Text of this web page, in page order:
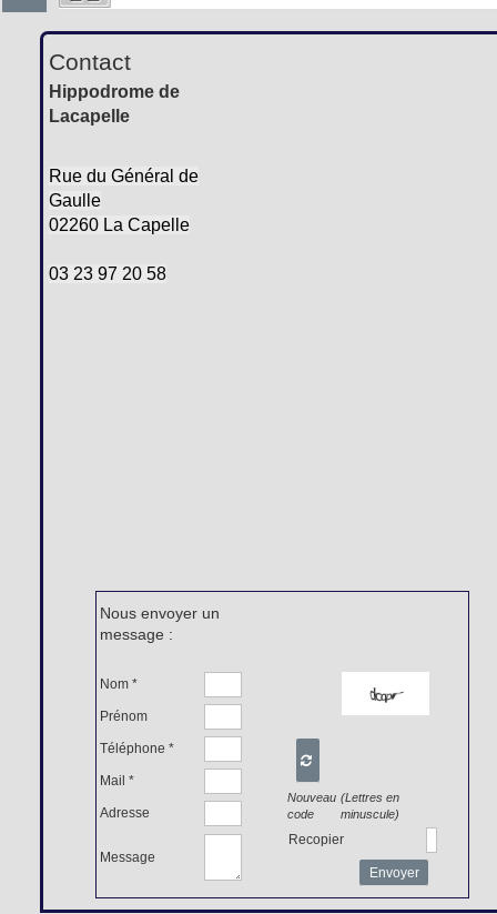
Contact
Hippodrome de
Lacapelle
Rue du Général de
Gaulle
02260 La Capelle
03 23 97 20 58
Nous envoyer un
message :
Nom *
Prénom
Téléphone *
Mail *
Adresse
Message

Nouveau
code
(Lettres en
minuscule)
Recopier
Envoyer